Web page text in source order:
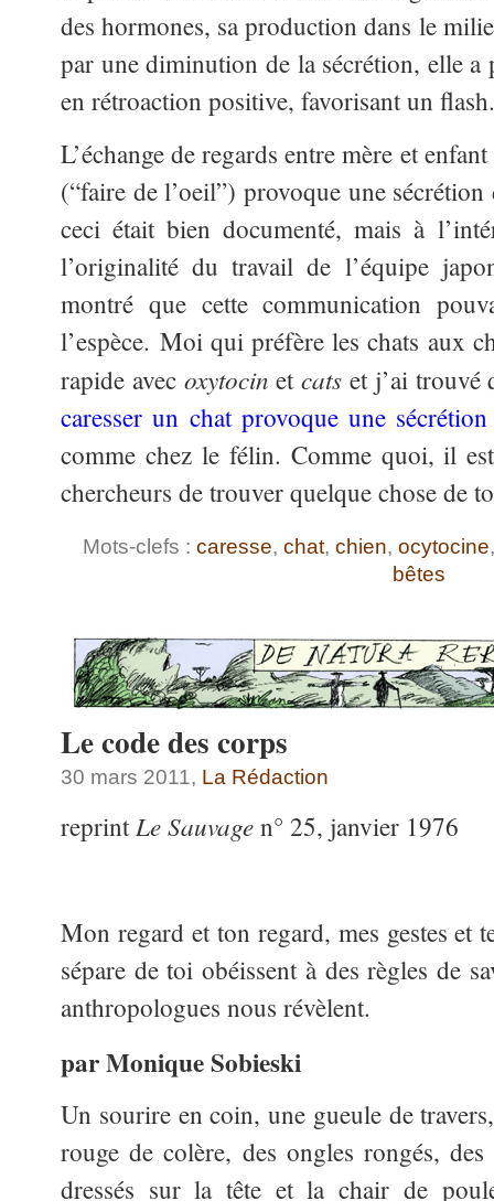
des hormones, sa production dans le
par une diminution de la sécrétion, elle a
en rétroaction positive, favorisant un flash.
L’échange de regards entre mère et
(“faire de l’oeil”) provoque une
ceci était bien documenté, mais à
l’originalité du travail de l’équipe
montré que cette communication
l’espèce. Moi qui préfère les chats aux
rapide avec oxytocin etcats et j’ai trouvé
caresser un chat provoque une
comme chez le félin. Comme quoi, il
chercheurs de trouver quelque chose de
Mots-clefs : caresse, chat, chien, ocytocine
bêtes
Le code des corps
30 mars 2011, La Rédaction
reprintLe Sauvagen° 25, janvier 1976
Mon regard et ton regard, mes gestes et
sépare de toi obéissent à des règles de
anthropologues nous révèlent.
par Monique Sobieski
Un sourire en coin, une gueule de
rouge de colère, des ongles rongés,
dressés sur la tête et la chair de